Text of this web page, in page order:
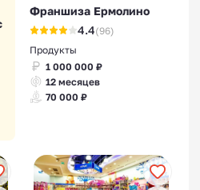
Франшиза Ермолино
4.4(96)
Продукты
1 000 000 ₽
12 месяцев
70 000 ₽